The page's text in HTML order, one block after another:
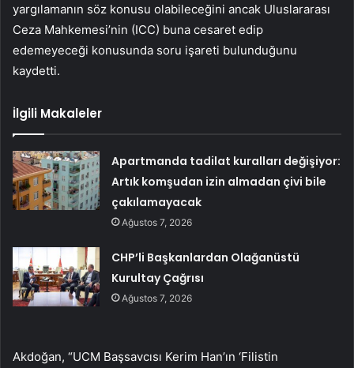
yargılamanın söz konusu olabileceğini ancak Uluslararası
Ceza Mahkemesi’nin (ICC) buna cesaret edip
edemeyeceği konusunda soru işareti bulunduğunu
kaydetti.
İlgili Makaleler
Apartmanda tadilat kuralları değişiyor:
Artık komşudan izin almadan çivi bile
çakılamayacak
Ağustos 7, 2026
CHP’li Başkanlardan Olağanüstü
Kurultay Çağrısı
Ağustos 7, 2026
Akdoğan, “UCM Başsavcısı Kerim Han’ın ‘Filistin